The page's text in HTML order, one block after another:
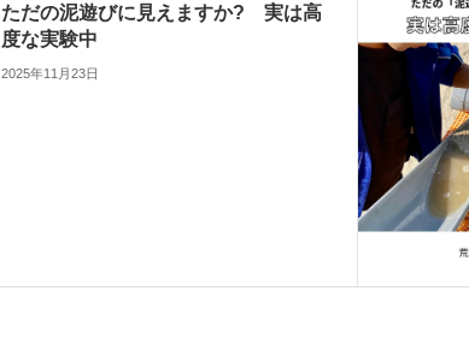
ただの泥遊びに見えますか? 実は高
度な実験中
2025年11月23日